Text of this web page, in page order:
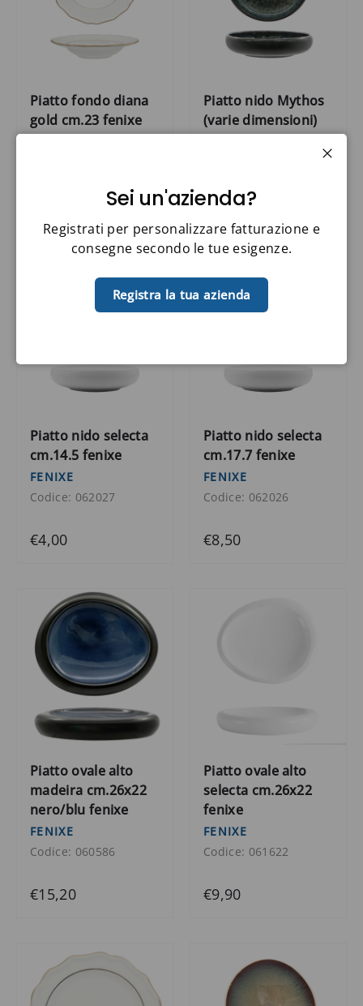
Piatto fondo diana
gold cm.23 fenixe
Piatto nido Mythos
(varie dimensioni)
€7,70
Piatto nido selecta
cm.14.5 fenixe
FENIXE
Codice: 062027
€4,00
Piatto nido selecta
cm.17.7 fenixe
FENIXE
Codice: 062026
€8,50
Piatto ovale alto
madeira cm.26x22
nero/blu fenixe
FENIXE
Codice: 060586
€15,20
Piatto ovale alto
selecta cm.26x22
fenixe
FENIXE
Codice: 061622
€9,90
Sei un'azienda?
Registrati per personalizzare fatturazione e
consegne secondo le tue esigenze.
Registra la tua azienda